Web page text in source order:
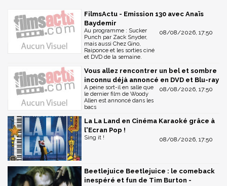
FilmsActu - Emission 130 avec Anaïs
Baydemir
08/08/2026, 17:50
Au programme : Sucker
Punch par Zack Snyder,
mais aussi Chez Gino,
Raiponce et les sorties ciné
et DVD de la semaine.
Vous allez rencontrer un bel et sombre
inconnu déjà annoncé en DVD et Blu-ray
08/08/2026, 17:50
A peine sort-il en salle que
le dernier film de Woody
Allen est annoncé dans les
bacs
La La Land en Cinéma Karaoké grâce à
l'Ecran Pop !
08/08/2026, 17:50
Sing it !
Beetlejuice Beetlejuice : le comeback
inespéré et fun de Tim Burton -